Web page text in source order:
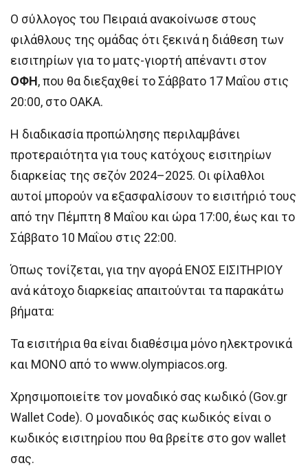
Ο σύλλογος του Πειραιά ανακοίνωσε στους
φιλάθλους της ομάδας ότι ξεκινά η διάθεση των
εισιτηρίων για το ματς-γιορτή απέναντι στον
ΟΦΗ, που θα διεξαχθεί το Σάββατο 17 Μαΐου στις
20:00, στο ΟΑΚΑ.
Η διαδικασία προπώλησης περιλαμβάνει
προτεραιότητα για τους κατόχους εισιτηρίων
διαρκείας της σεζόν 2024–2025. Οι φίλαθλοι
αυτοί μπορούν να εξασφαλίσουν το εισιτήριό τους
από την Πέμπτη 8 Μαΐου και ώρα 17:00, έως και το
Σάββατο 10 Μαΐου στις 22:00.
Όπως τονίζεται, για την αγορά ΕΝΟΣ ΕΙΣΙΤΗΡΙΟΥ
ανά κάτοχο διαρκείας απαιτούνται τα παρακάτω
βήματα:
Τα εισιτήρια θα είναι διαθέσιμα μόνο ηλεκτρονικά
και ΜΟΝΟ από το www.olympiacos.org.
Χρησιμοποιείτε τον μοναδικό σας κωδικό (Gov.gr
Wallet Code). Ο μοναδικός σας κωδικός είναι ο
κωδικός εισιτηρίου που θα βρείτε στο gov wallet
σας.